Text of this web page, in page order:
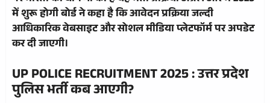
में शुरू होगी बोर्ड ने कहा है कि आवेदन प्रक्रिया जल्दी
आधिकारिक वेबसाइट और सोशल मीडिया प्लेटफॉर्म पर अपडेट
कर दी जाएगी।
UP POLICE RECRUITMENT 2025 : उत्तर प्रदेश
पुलिस भर्ती कब आएगी?